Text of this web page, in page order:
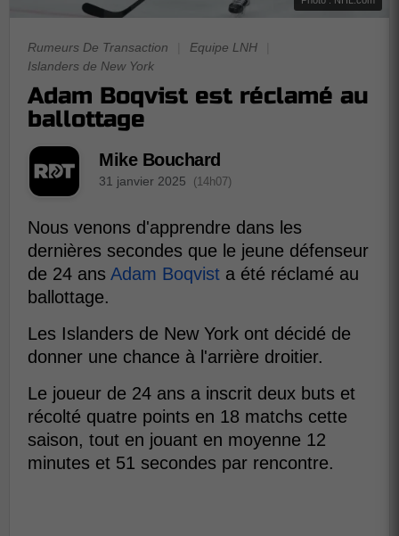
Rumeurs De Transaction Equipe LNH
Islanders de New York
Adam Boqvist est réclamé au
ballottage
Mike Bouchard
31 janvier 2025 (14h07)
Nous venons d'apprendre dans les
dernières secondes que le jeune défenseur
de 24 ans Adam Boqvist a été réclamé au
ballottage.
Les Islanders de New York ont décidé de
donner une chance à l'arrière droitier.
Le joueur de 24 ans a inscrit deux buts et
récolté quatre points en 18 matchs cette
saison, tout en jouant en moyenne 12
minutes et 51 secondes par rencontre.